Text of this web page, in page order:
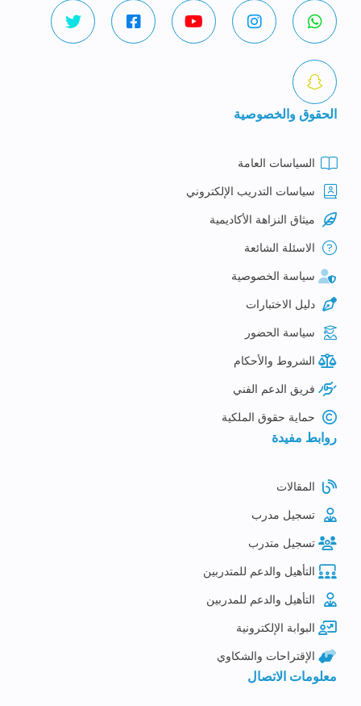
الحقوق والخصوصية
السياسات العامة
سياسات التدريب الإلكتروني
ميثاق النزاهة الأكاديمية
الاسئلة الشائعة
سياسة الخصوصية
دليل الاختبارات
سياسة الحضور
الشروط والأحكام
فريق الدعم الفني
حماية حقوق الملكية
روابط مفيدة
المقالات
تسجيل مدرب
تسجيل متدرب
التأهيل والدعم للمتدربين
التأهيل والدعم للمدربين
البوابة الإلكترونية
الإقتراحات والشكاوي
معلومات الاتصال